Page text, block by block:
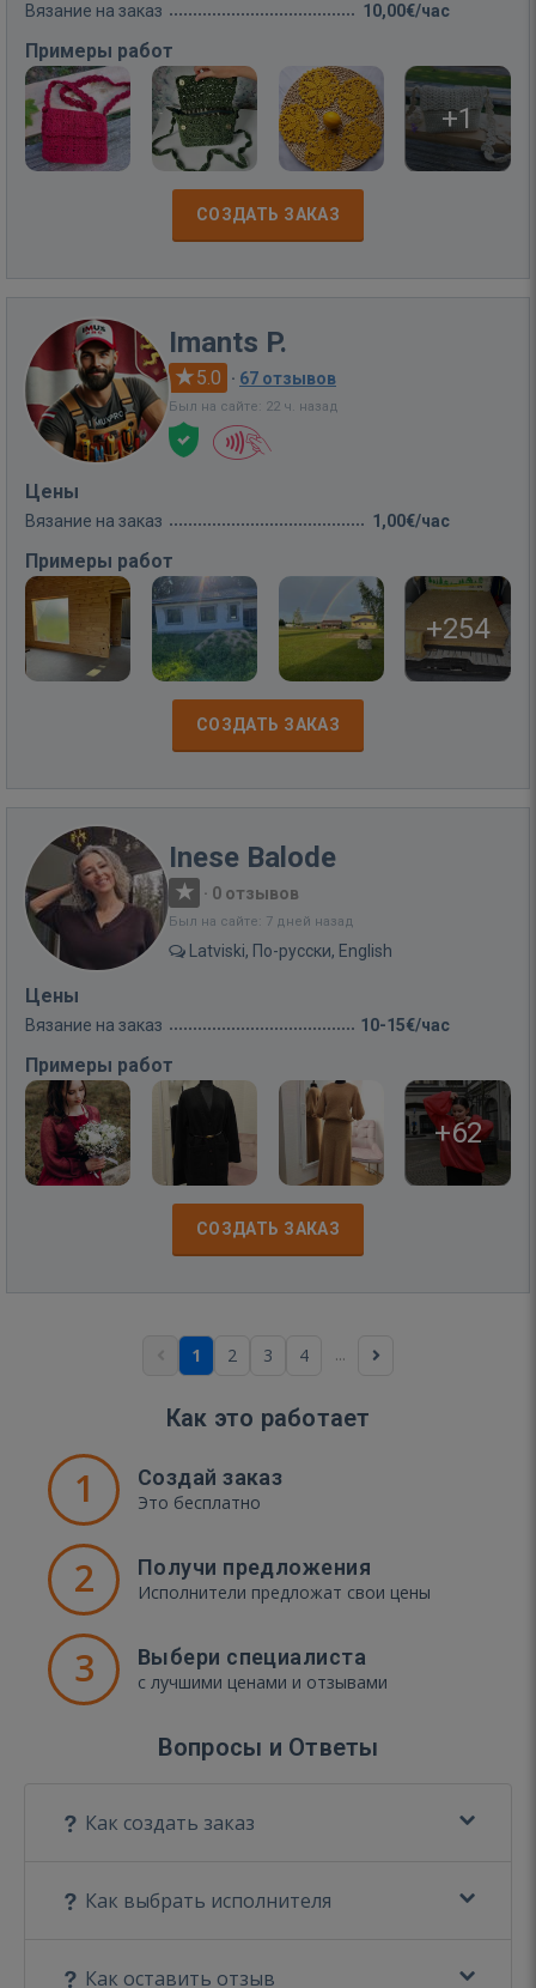
Вязание на заказ 10,00€/час
Примеры работ
+1
СОЗДАТЬ ЗАКАЗ
Imants P.
5.0 · 67 отзывов
Был на сайте: 22 ч. назад
Цены
Вязание на заказ 1,00€/час
Примеры работ
+254
СОЗДАТЬ ЗАКАЗ
Inese Balode
· 0 отзывов
Был на сайте: 7 дней назад
Latviski, По-русски, English
Цены
Вязание на заказ 10-15€/час
Примеры работ
+62
СОЗДАТЬ ЗАКАЗ
1 2 3 4 ...
Как это работает
1 Создай заказ
Это бесплатно
2 Получи предложения
Исполнители предложат свои цены
3 Выбери специалиста
с лучшими ценами и отзывами
Вопросы и Ответы
Как создать заказ
Как выбрать исполнителя
Как оставить отзыв